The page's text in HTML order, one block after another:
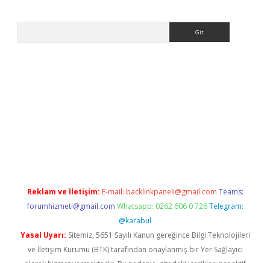
Reklam ve İletişim: E-mail: backlinkpaneli@gmail.com Teams:
forumhizmeti@gmail.com Whatsapp: 0262 606 0 726 Telegram:
@karabul
Yasal Uyarı: Sitemiz, 5651 Sayılı Kanun gereğince Bilgi Teknolojileri
ve İletişim Kurumu (BTK) tarafından onaylanmış bir Yer Sağlayıcı